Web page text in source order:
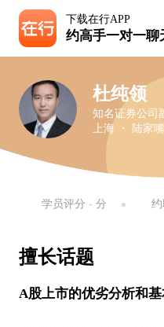
下载在行APP
约高手一对一聊
杜纯领
知名证券公司
上海 ・ 陆家嘴
学员评分 - 分
擅长话题
A股上市的优劣分析和